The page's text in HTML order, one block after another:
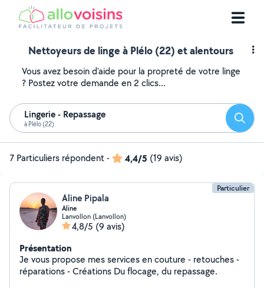
Nettoyeurs de linge à Plélo (22) et alentours
Vous avez besoin d'aide pour la propreté de votre linge
? Postez votre demande en 2 clics...
Lingerie - Repassage
à Plélo (22)
7 Particuliers répondent- 4,4/5 (19 avis)
Particulier
Aline Pipala
Aline
Lanvollon (Lanvollon)
4,8/5 (9 avis)
Présentation
Je vous propose mes services en couture - retouches -
réparations - Créations Du flocage, du repassage.